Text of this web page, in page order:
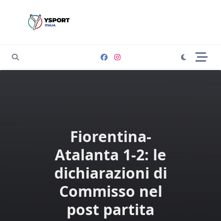
Fiorentina-
Atalanta 1-2: le
dichiarazioni di
Commisso nel
post partita